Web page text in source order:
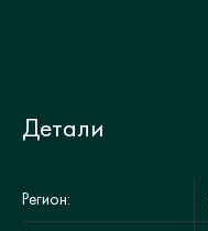
Детали
Регион: